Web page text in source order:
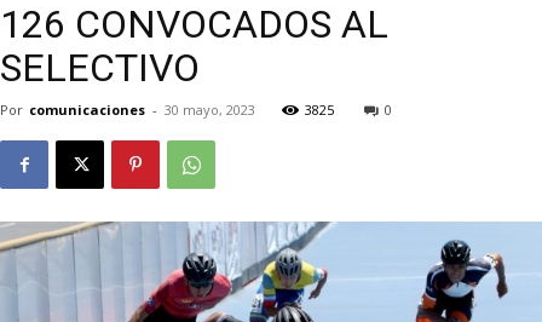
126 CONVOCADOS AL
SELECTIVO
Por comunicaciones - 30 mayo, 2023 3825 0